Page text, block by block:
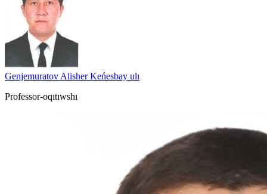
Genjemuratov Alisher Keńesbay ulı
Professor-oqıtıwshı